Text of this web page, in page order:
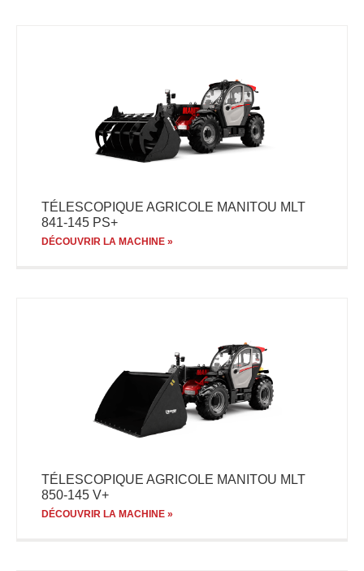
TÉLESCOPIQUE AGRICOLE MANITOU MLT
841-145 PS+
DÉCOUVRIR LA MACHINE »
TÉLESCOPIQUE AGRICOLE MANITOU MLT
850-145 V+
DÉCOUVRIR LA MACHINE »